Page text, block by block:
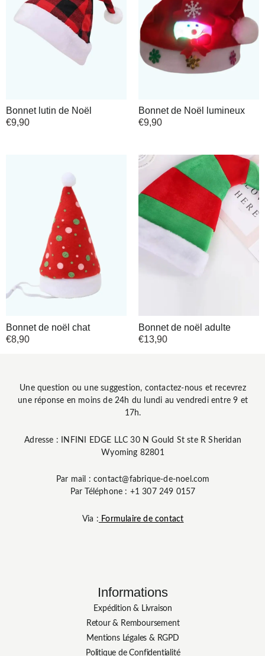
Bonnet lutin de Noël
€9,90
Bonnet de Noël lumineux
€9,90
Bonnet de noël chat
€8,90
Bonnet de noël adulte
€13,90
Une question ou une suggestion, contactez-nous et recevrez
une réponse en moins de 24h du lundi au vendredi entre 9 et
17h.
Adresse : INFINI EDGE LLC 30 N Gould St ste R Sheridan
Wyoming 82801
Par mail : contact@fabrique-de-noel.com
Par Téléphone : +1 307 249 0157
Via : Formulaire de contact
Informations
Expédition & Livraison
Retour & Remboursement
Mentions Légales & RGPD
Politique de Confidentialité